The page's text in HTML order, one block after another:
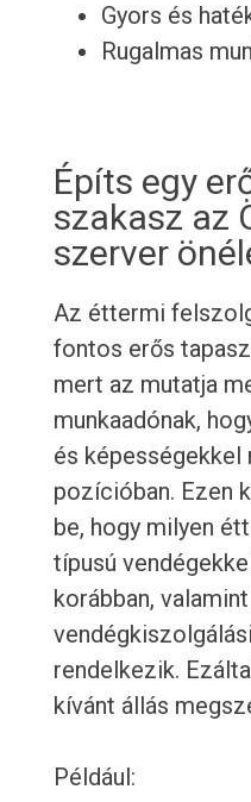
Gyors és
Rugalmas
Építs egy
szakasz az
szerver
Az éttermi
fontos erős
mert az mutatja
munkaadónak,
és képességekkel
pozícióban. Ezen
be, hogy milyen
típusú
korábban,
rendelkezik.
kívánt állás
Például: